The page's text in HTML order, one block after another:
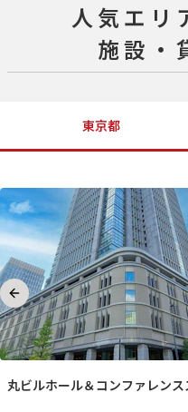
人気エリ
施設・
東京都
丸ビルホール＆コンファレン
Previous slide